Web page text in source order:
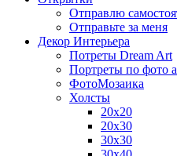
Отправлю
Отправьте за меня
Декор Интерьера
Потреты Dream Art
Портреты по фото
ФотоМозаика
Холсты
20х20
20х30
30х30